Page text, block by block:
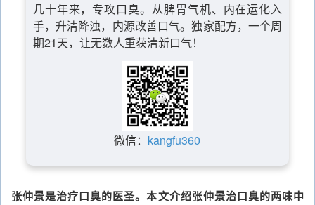
几十年来，专攻口臭。从脾胃气机、内在运化入
手，升清降浊，内源改善口气。独家配方，一个周
期21天，让无数人重获清新口气！
微信： kangfu360
张仲景是治疗口臭的医圣。本文介绍张仲景治口臭的两味中